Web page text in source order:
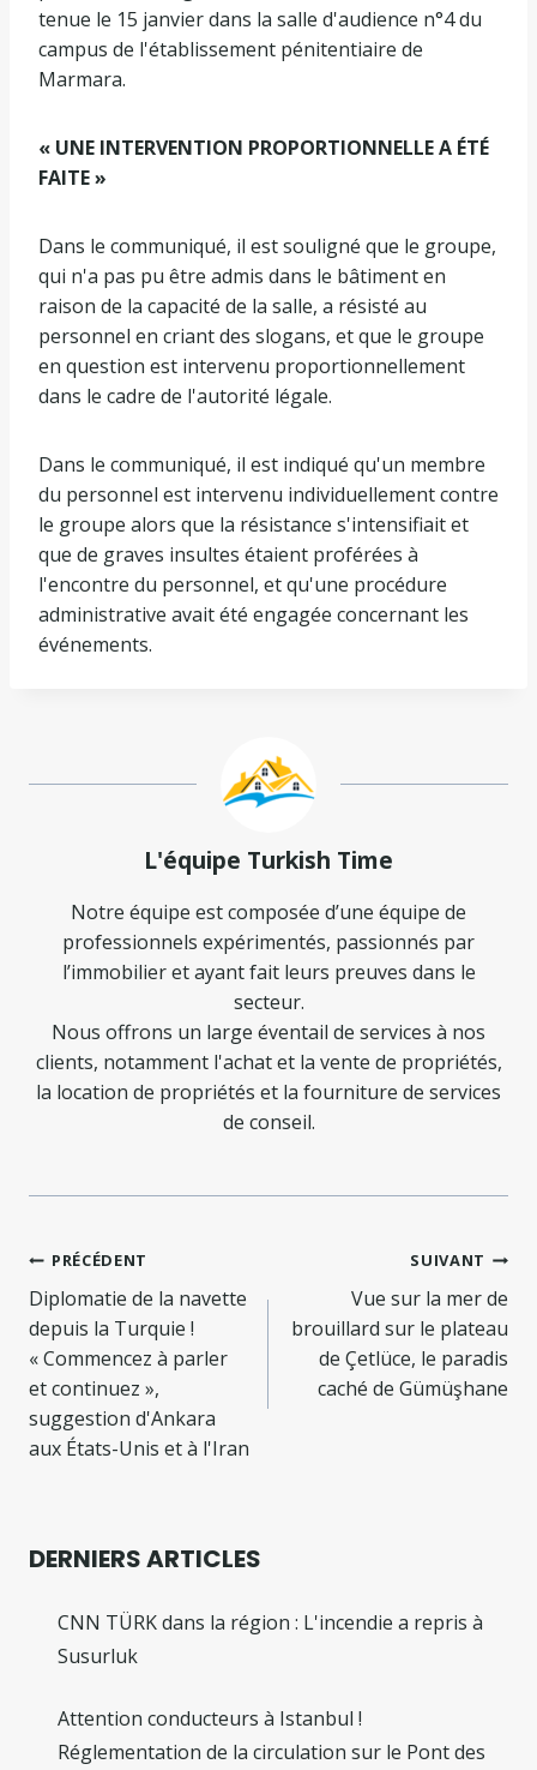
tenue le 15 janvier dans la salle d'audience n°4 du
campus de l'établissement pénitentiaire de
Marmara.
« UNE INTERVENTION PROPORTIONNELLE A ÉTÉ
FAITE »
Dans le communiqué, il est souligné que le groupe,
qui n'a pas pu être admis dans le bâtiment en
raison de la capacité de la salle, a résisté au
personnel en criant des slogans, et que le groupe
en question est intervenu proportionnellement
dans le cadre de l'autorité légale.
Dans le communiqué, il est indiqué qu'un membre
du personnel est intervenu individuellement contre
le groupe alors que la résistance s'intensifiait et
que de graves insultes étaient proférées à
l'encontre du personnel, et qu'une procédure
administrative avait été engagée concernant les
événements.
L'équipe Turkish Time
Notre équipe est composée d’une équipe de
professionnels expérimentés, passionnés par
l’immobilier et ayant fait leurs preuves dans le
secteur.
Nous offrons un large éventail de services à nos
clients, notamment l'achat et la vente de propriétés,
la location de propriétés et la fourniture de services
de conseil.
Navigation
de
l’article
PRÉCÉDENT
Diplomatie de la navette
depuis la Turquie !
« Commencez à parler
et continuez »,
suggestion d'Ankara
aux États-Unis et à l'Iran
SUIVANT
Vue sur la mer de
brouillard sur le plateau
de Çetlüce, le paradis
caché de Gümüşhane
DERNIERS ARTICLES
CNN TÜRK dans la région : L'incendie a repris à
Susurluk
Attention conducteurs à Istanbul !
Réglementation de la circulation sur le Pont des